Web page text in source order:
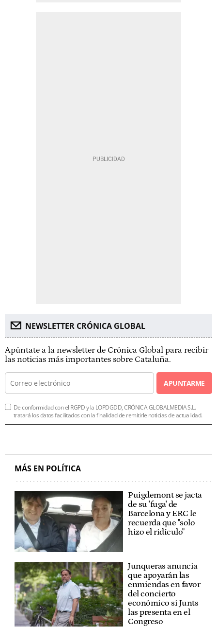
NEWSLETTER CRÓNICA GLOBAL
Apúntate a la newsletter de Crónica Global para recibir
las noticias más importantes sobre Cataluña.
APUNTARME
De conformidad con el RGPD y la LOPDGDD, CRÓNICA GLOBALMEDIA S.L.
tratará los datos facilitados con la finalidad de remitirle noticias de actualidad.
MÁS EN POLÍTICA
Puigdemont se jacta
de su 'fuga' de
Barcelona y ERC le
recuerda que "solo
hizo el ridículo"
Junqueras anuncia
que apoyarán las
enmiendas en favor
del concierto
económico si Junts
las presenta en el
Congreso